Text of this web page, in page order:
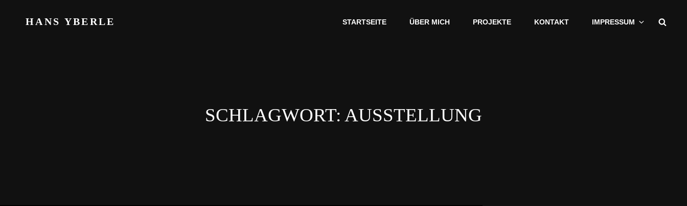
HANS YBERLE STARTSEITE ÜBER MICH PROJEKTE KONTAKT IMPRESSUM
SCHLAGWORT: AUSSTELLUNG